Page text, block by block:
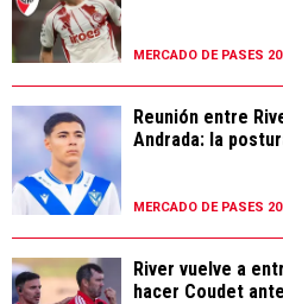
MERCADO DE PASES
Reunión entre
Andrada: la
MERCADO DE PASES
River vuelve a
hacer Coudet